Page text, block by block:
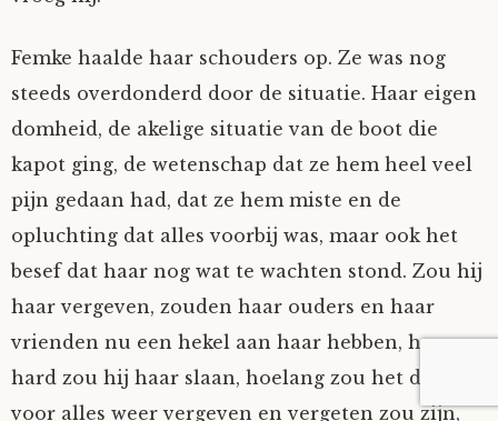
Femke haalde haar schouders op. Ze was nog
steeds overdonderd door de situatie. Haar eigen
domheid, de akelige situatie van de boot die
kapot ging, de wetenschap dat ze hem heel veel
pijn gedaan had, dat ze hem miste en de
opluchting dat alles voorbij was, maar ook het
besef dat haar nog wat te wachten stond. Zou hij
haar vergeven, zouden haar ouders en haar
vrienden nu een hekel aan haar hebben, hoe
hard zou hij haar slaan, hoelang zou het duren
voor alles weer vergeven en vergeten zou zijn,